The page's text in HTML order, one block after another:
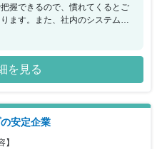
握できるので、慣れてくるとご
ます。また、社内のシステムが
効率よく働くことが常習化され
でも、1か月以内を目安に代休
を見る
安定企業
】